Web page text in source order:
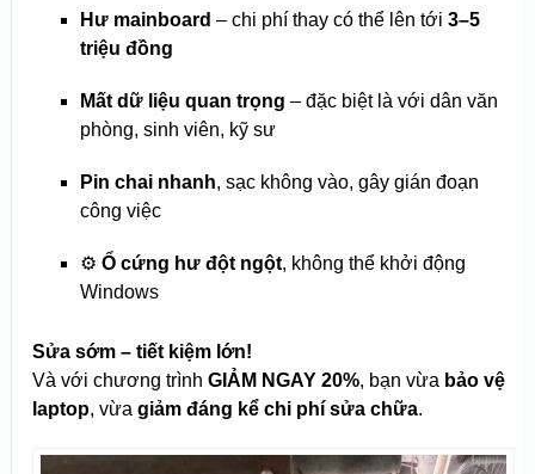
Hư mainboard – chi phí thay có thể lên tới 3–5
triệu đồng
Mất dữ liệu quan trọng – đặc biệt là với dân văn
phòng, sinh viên, kỹ sư
Pin chai nhanh, sạc không vào, gây gián đoạn
công việc
⚙️ Ổ cứng hư đột ngột, không thể khởi động
Windows
Sửa sớm – tiết kiệm lớn!
Và với chương trình GIẢM NGAY 20%, bạn vừa bảo vệ
laptop, vừa giảm đáng kể chi phí sửa chữa.